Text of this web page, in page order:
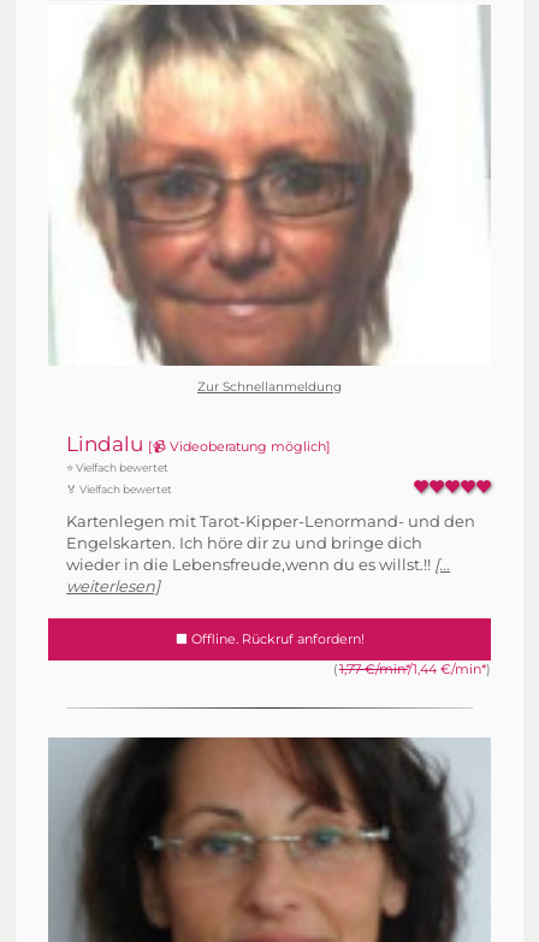
Zur Schnellanmeldung
Lindalu [📹 Videoberatung möglich]
⭐ Vielfach bewertet
🏅 Vielfach bewertet
Kartenlegen mit Tarot-Kipper-Lenormand- und den
Engelskarten. Ich höre dir zu und bringe dich
wieder in die Lebensfreude,wenn du es willst.!! [...
weiterlesen]
Offline. Rückruf anfordern!
(1,77 €/min*/1,44 €/min*)